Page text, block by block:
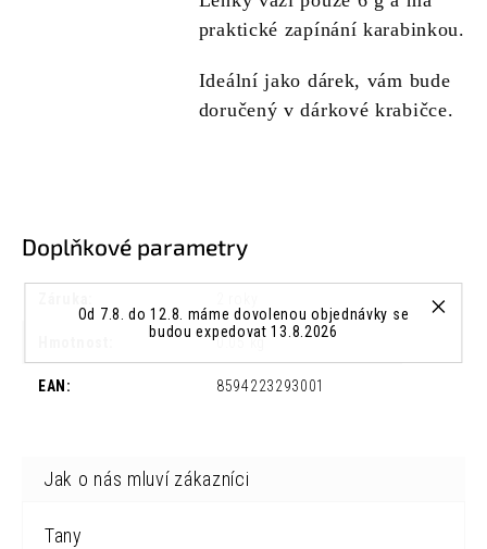
Od 7.8. do 12.8. máme dovolenou objednávky se
budou expedovat 13.8.2026
praktické zapínání karabinkou.
Ideální jako dárek, vám bude
doručený v dárkové krabičce.
Doplňkové parametry
0.05 kg
EAN : 8594223293001
Tany